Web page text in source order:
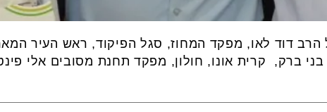
דוד לאו, מפקד המחוז, סגל הפיקוד, ראש העיר
ברק, קרית אונו, חולון, מפקד תחנת מסובים אלי